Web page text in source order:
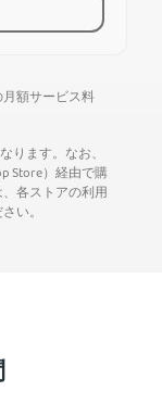
額サービス料
ります。なお、
Store）経由で購
各ストアの利用
い。